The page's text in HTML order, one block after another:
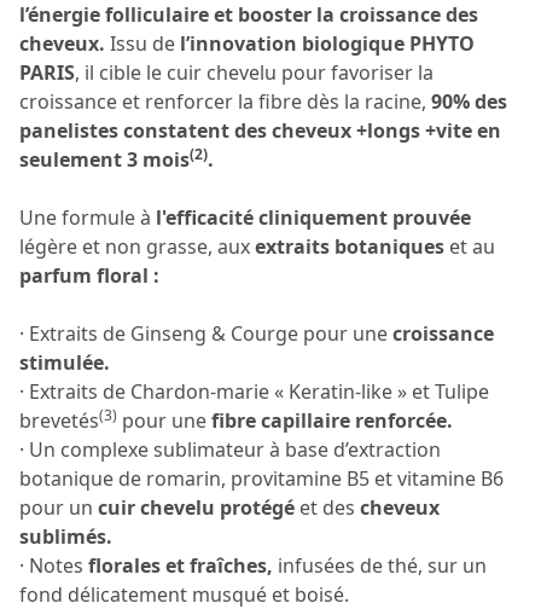
l’énergie folliculaire et booster la croissance des
cheveux. Issu de l’innovation biologique PHYTO
PARIS, il cible le cuir chevelu pour favoriser la
croissance et renforcer la fibre dès la racine, 90% des
panelistes constatent des cheveux +longs +vite en
seulement 3 mois(2).
Une formule à l'efficacité cliniquement prouvée
légère et non grasse, auxextraits botaniques et au
parfum floral :
· Extraits de Ginseng & Courge pour unecroissance
stimulée.
· Extraits de Chardon-marie « Keratin-like » et Tulipe
brevetés(3) pour unefibre capillaire renforcée.
· Un complexe sublimateur à base d’extraction
botanique de romarin, provitamine B5 et vitamine B6
pour un cuir chevelu protégé et des cheveux
sublimés.
· Notes florales et fraîches, infusées de thé, sur un
fond délicatement musqué et boisé.